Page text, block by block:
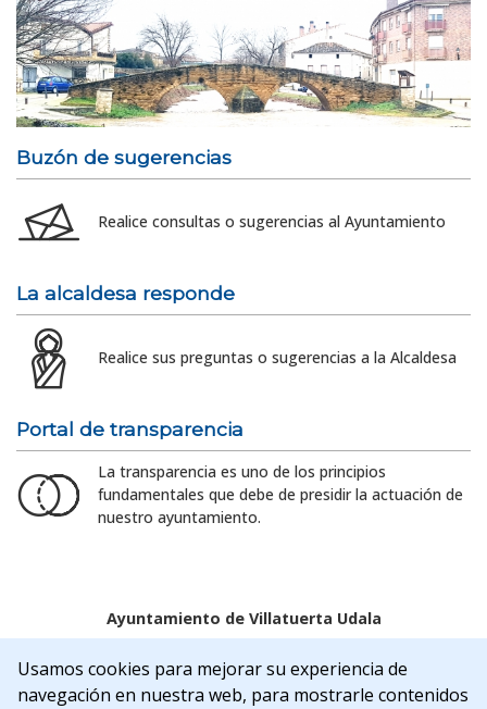
Buzón de sugerencias
Realice consultas o sugerencias al Ayuntamiento
La alcaldesa responde
Realice sus preguntas o sugerencias a la Alcaldesa
Portal de transparencia
La transparencia es uno de los principios
fundamentales que debe de presidir la actuación de
nuestro ayuntamiento.
Ayuntamiento de Villatuerta Udala
Aviso de privacidad
C/Rua Nueva, 22 | 31132 | Villatuerta (NAVARRA)
Usamos cookies para mejorar su experiencia de
navegación en nuestra web, para mostrarle contenidos